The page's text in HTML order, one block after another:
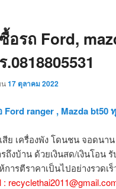
อรถ Ford,
.0818805531
น17 ตุลาคม 2022
Ford ranger , Mazda bt50
สีย เครื่องพัง โดนชน จอดนา
ถึงบ้าน ด้วยเงินสด/เงินโอน
การตีราคาเป็นไปอย่างรวดเ
: